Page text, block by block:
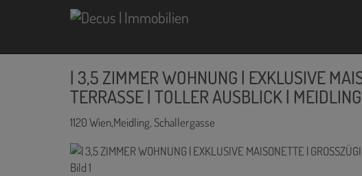
| 3,5 ZIMMER WOHNUNG | EXKLUSIVE
TERRASSE | TOLLER AUSBLICK |
1120 Wien,Meidling, Schallergasse